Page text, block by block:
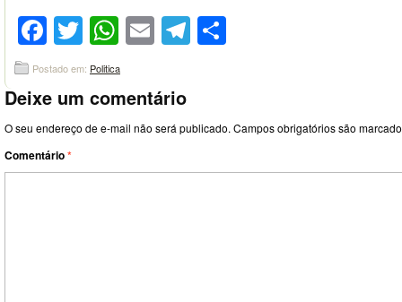
Facebook
Twitter
WhatsApp
EmailTelegram
Postado em: Politica
Deixe um comentário
O seu endereço de e-mail não será publicado. Campos obrigatórios são
Comentário*